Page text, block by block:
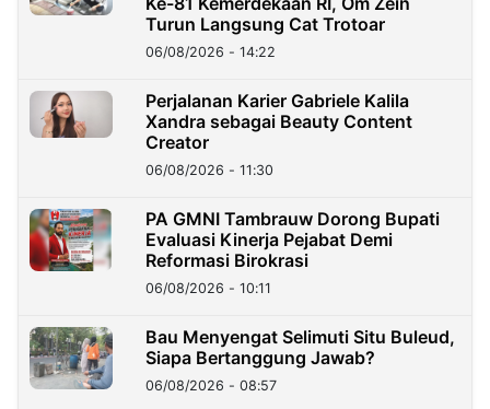
Turun Langsung Cat Trotoar
06/08/2026 - 14:22
Perjalanan Karier Gabriele Kalila
Xandra sebagai Beauty Content
Creator
06/08/2026 - 11:30
PA GMNI Tambrauw Dorong Bupati
Evaluasi Kinerja Pejabat Demi
Reformasi Birokrasi
06/08/2026 - 10:11
Bau Menyengat Selimuti Situ Buleud,
Siapa Bertanggung Jawab?
06/08/2026 - 08:57